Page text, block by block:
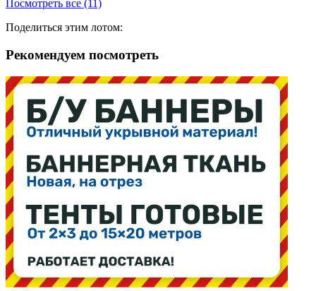
Посмотреть все (11)
Поделиться этим лотом:
Рекомендуем посмотреть